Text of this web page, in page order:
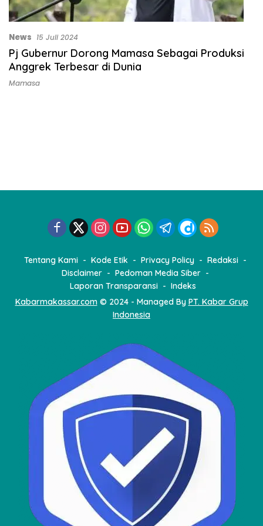
News 15 Juli 2024
Pj Gubernur Dorong Mamasa Sebagai Produksi
Anggrek Terbesar di Dunia
Mamasa
Tentang Kami Kode Etik Privacy Policy
Redaksi
Disclaimer
Pedoman Media Siber
Laporan Transparansi
Indeks
Kabarmakassar.com© 2024 - Managed By PT. Kabar Grup
Indonesia